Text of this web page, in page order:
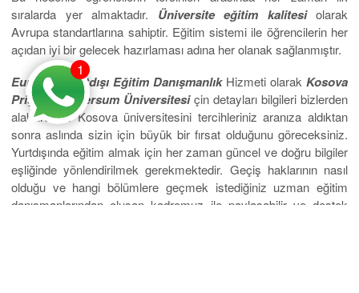
sıralarda yer almaktadır. Üniversite eğitim kalitesiolarak
Avrupa standartlarına sahiptir. Eğitim sistemi ile öğrencilerin her
açıdan iyi bir gelecek hazırlaması adına her olanak sağlanmıştır.
EuroStar Yurtdışı Eğitim DanışmanlıkHizmeti olarak Kosova
PriştineUniversum Üniversitesiçin detayları bilgileri bizlerden
alabilirsiniz. Kosova üniversitesini tercihleriniz aranıza aldıktan
sonra aslında sizin için büyük bir fırsat olduğunu göreceksiniz.
Yurtdışında eğitim almak için her zaman güncel ve doğru bilgiler
eşliğinde yönlendirilmek gerekmektedir. Geçiş haklarının nasıl
olduğu ve hangi bölümlere geçmek istediğiniz uzman eğitim
danışmanlarından oluşan kadromuz ile paylaşabilir ve destek
1